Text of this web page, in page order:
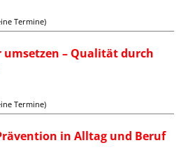
Termine)
umsetzen – Qualität durch
Termine)
in Alltag und Beruf